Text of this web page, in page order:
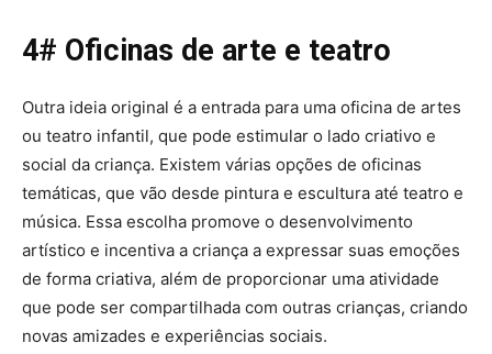
4# Oficinas de arte e teatro
Outra ideia original é a entrada para uma oficina de artes
ou teatro infantil, que pode estimular o lado criativo e
social da criança. Existem várias opções de oficinas
temáticas, que vão desde pintura e escultura até teatro e
música. Essa escolha promove o desenvolvimento
artístico e incentiva a criança a expressar suas emoções
de forma criativa, além de proporcionar uma atividade
que pode ser compartilhada com outras crianças, criando
novas amizades e experiências sociais.